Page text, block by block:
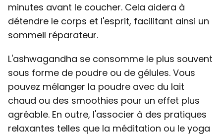
minutes avant le coucher. Cela aidera à
détendre le corps et l'esprit, facilitant ainsi un
sommeil réparateur.
L'ashwagandha se consomme le plus souvent
sous forme de poudre ou de gélules. Vous
pouvez mélanger la poudre avec du lait
chaud ou des smoothies pour un effet plus
agréable. En outre, l'associer à des pratiques
relaxantes telles que la méditation ou le yoga